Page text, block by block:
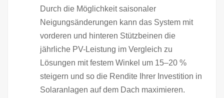
Durch die Möglichkeit saisonaler
Neigungsänderungen kann das System mit
vorderen und hinteren Stützbeinen die
jährliche PV-Leistung im Vergleich zu
Lösungen mit festem Winkel um 15–20 %
steigern und so die Rendite Ihrer Investition in
Solaranlagen auf dem Dach maximieren.